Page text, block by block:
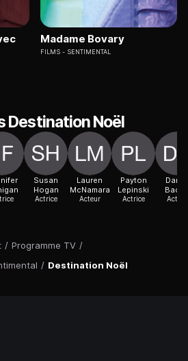
/ Programme TV /
/ Destination Noël
Madame Bovary
FILMS SENTIMENTAL
Destination Noël
Susan
Hogan
Actrice
Lauren
McNamara
Acteur
Payton
Lepinski
Actrice Acteur